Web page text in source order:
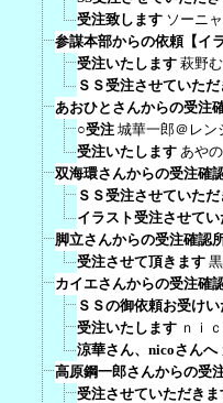
受注致します ソーニ
参謀本部からの依頼【イ
受注いたします 萩野
ＳＳ受注させていた
あおひとさんからの受注
○受注 城華一郎＠レン
受注いたします あや
双海環さんからの受注確
ＳＳ受注させていた
イラスト受注させてい
脚立さんからの受注確認
受注させて頂きます
カイエさんからの受注確
ＳＳの御依頼お受け
受注いたします ｎｉ
涼華さん、nicoさんへ
高原鋼一郎さんからの受
受注させていただきま